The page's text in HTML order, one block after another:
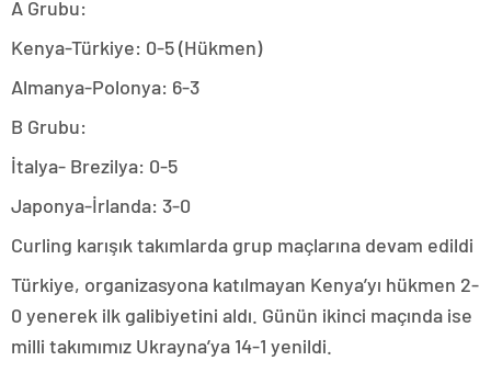
A Grubu:
Kenya-Türkiye: 0-5 (Hükmen)
Almanya-Polonya: 6-3
B Grubu:
İtalya- Brezilya: 0-5
Japonya-İrlanda: 3-0
Curling karışık takımlarda grup maçlarına devam edildi
Türkiye, organizasyona katılmayan Kenya’yı hükmen 2-
0 yenerek ilk galibiyetini aldı. Günün ikinci maçında ise
milli takımımız Ukrayna’ya 14-1 yenildi.